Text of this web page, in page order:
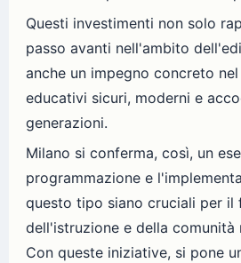
Questi investimenti non solo
passo avanti nell'ambito
anche un impegno concreto
educativi sicuri, moderni e
generazioni.
Milano si conferma, così, un
programmazione e
questo tipo siano cruciali per il
dell'istruzione e della comunità
Con queste iniziative, si pone